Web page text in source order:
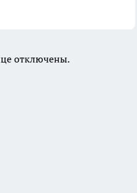
отключены.